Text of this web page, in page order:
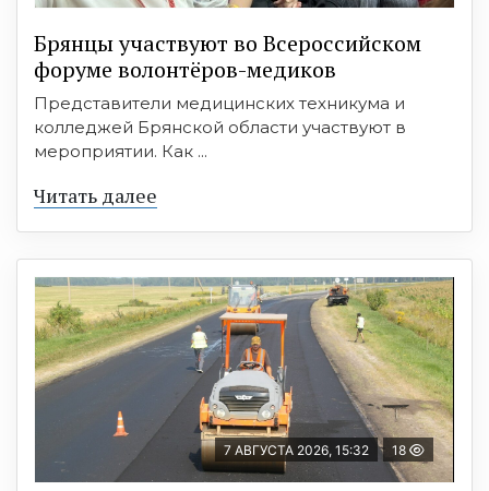
Брянцы участвуют во Всероссийском
форуме волонтёров-медиков
Представители медицинских техникума и
колледжей Брянской области участвуют в
мероприятии. Как ...
Читать далее
7 АВГУСТА 2026, 15:32 18